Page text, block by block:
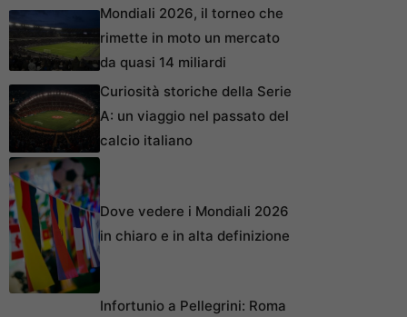
Mondiali 2026, il torneo che
rimette in moto un mercato
da quasi 14 miliardi
Curiosità storiche della Serie
A: un viaggio nel passato del
calcio italiano
Dove vedere i Mondiali 2026
in chiaro e in alta definizione
Infortunio a Pellegrini: Roma